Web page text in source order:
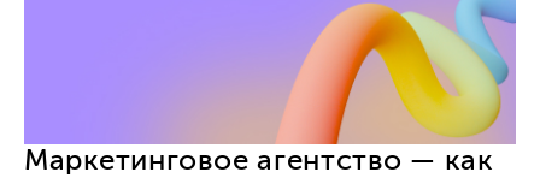
Маркетинговое агентство — как